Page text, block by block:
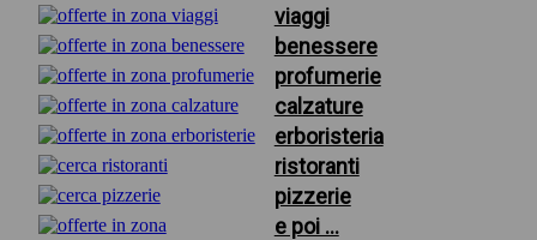
viaggi
benessere
profumerie
calzature
erboristeria
ristoranti
pizzerie
e poi ...